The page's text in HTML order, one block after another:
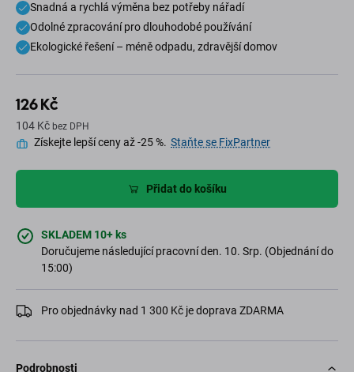
Snadná a rychlá výměna bez potřeby nářadí
Odolné zpracování pro dlouhodobé používání
Ekologické řešení – méně odpadu, zdravější domov
126 Kč
104 Kč bez DPH
Získejte lepší ceny až -25 %. Staňte se FixPartner
Přidat do košíku
SKLADEM 10+ ks
Doručujeme následující pracovní den. 10. Srp. (Objednání do
15:00)
Pro objednávky nad 1 300 Kč je doprava ZDARMA
Podrobnosti